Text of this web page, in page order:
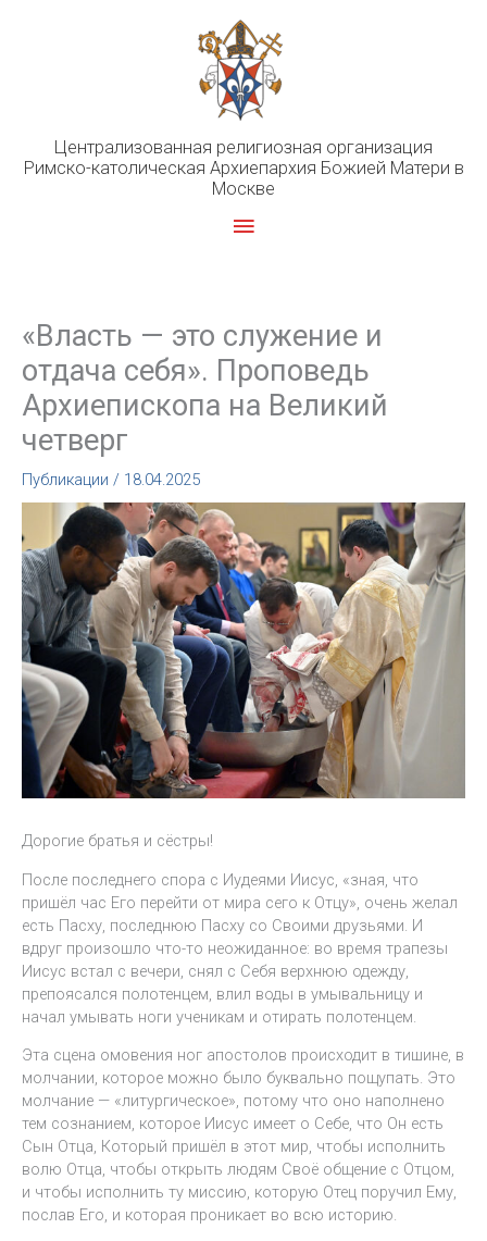
Централизованная религиозная организация
Римско-католическая Архиепархия Божией Матери в
Москве
Главное
«Власть — это служение и
отдача себя». Проповедь
Архиепископа на Великий
четверг
Публикации / 18.04.2025
Дорогие братья и сёстры!
После последнего спора с Иудеями Иисус, «зная, что
пришёл час Его перейти от мира сего к Отцу», очень желал
есть Пасху, последнюю Пасху со Своими друзьями. И
вдруг произошло что-то неожиданное: во время трапезы
Иисус встал с вечери, снял с Себя верхнюю одежду,
препоясался полотенцем, влил воды в умывальницу и
начал умывать ноги ученикам и отирать полотенцем.
Эта сцена омовения ног апостолов происходит в тишине, в
молчании, которое можно было буквально пощупать. Это
молчание — «литургическое», потому что оно наполнено
тем сознанием, которое Иисус имеет о Себе, что Он есть
Сын Отца, Который пришёл в этот мир, чтобы исполнить
волю Отца, чтобы открыть людям Своё общение с Отцом,
и чтобы исполнить ту миссию, которую Отец поручил Ему,
послав Его, и которая проникает во всю историю.